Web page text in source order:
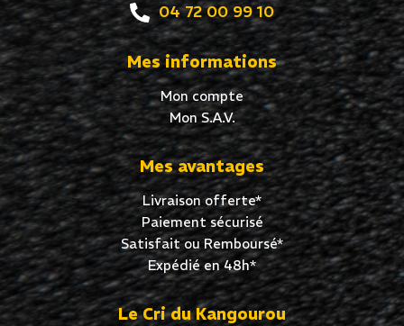
04 72 00 99 10
Mes informations
Mon compte
Mon S.A.V.
Mes avantages
Livraison offerte*
Paiement sécurisé
Satisfait ou Remboursé*
Expédié en 48h*
Le Cri du Kangourou